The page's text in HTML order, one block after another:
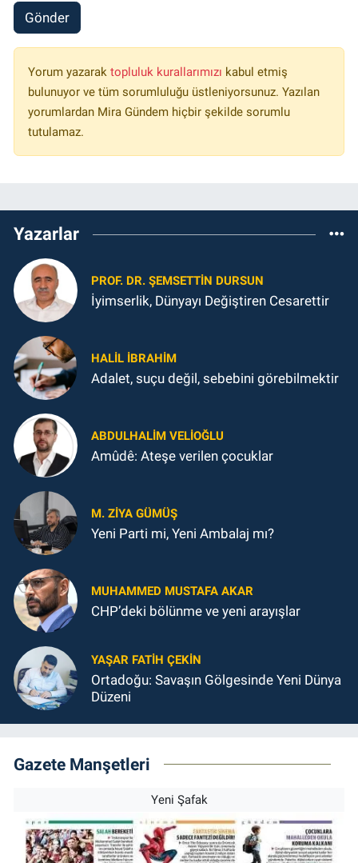
Gönder
Yorum yazarak topluluk kurallarımızı kabul etmiş
bulunuyor ve tüm sorumluluğu üstleniyorsunuz. Yazılan
yorumlardan Mira Gündem hiçbir şekilde sorumlu
tutulamaz.
Yazarlar
PROF. DR. ŞEMSETTIN DURSUN
İyimserlik, Dünyayı Değiştiren Cesarettir
HALIL İBRAHIM
Adalet, suçu değil, sebebini görebilmektir
ABDULHALIM VELIOĞLU
Amûdê: Ateşe verilen çocuklar
M. ZIYA GÜMÜŞ
Yeni Parti mi, Yeni Ambalaj mı?
MUHAMMED MUSTAFA AKAR
CHP’deki bölünme ve yeni arayışlar
YAŞAR FATIH ÇEKIN
Ortadoğu: Savaşın Gölgesinde Yeni Dünya
Düzeni
Gazete Manşetleri
Yeni Şafak